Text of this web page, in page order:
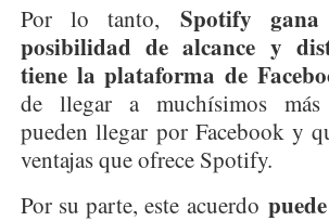
Por lo tanto, Spotify
posibilidad de alcance y
tiene la plataforma de
de llegar a muchísimos
pueden llegar por Facebook y
ventajas que ofrece Spotify.
Por su parte, este acuerdo